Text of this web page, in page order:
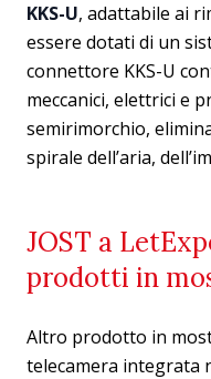
KKS-U, adattabile ai
essere dotati di un
connettore KKS-U
meccanici, elettrici e
semirimorchio,
spirale dell’aria,
JOST a
prodotti in
Altro prodotto in
telecamera integrata